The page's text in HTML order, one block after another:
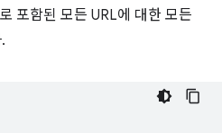
포함된 모든 URL에 대한 모든